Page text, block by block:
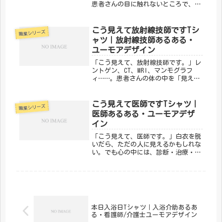
患者さんの目に触れないところで、診
を、メディカルきのこセンターの「こ
う見えて検査技師です。」デザインで
ユ...
職業シリーズ
こう見えて放射線技師ですTシ
ャツ｜放射線技師あるある・
ユーモアデザイン
「こう見えて、放射線技師です。」レ
ントゲン、CT、MRI、マンモグラフ
ィ……。患者さんの体の中を「見える
をユーモラスに表現したのが、メディ
カルきのこセンターの「こう見えて
放...
職業シリーズ
こう見えて医師ですTシャツ｜
医師あるある・ユーモアデザ
イン
「こう見えて、医師です。」白衣を脱
いだら、ただの人に見えるかもしれな
い。でも心の中には、診断・治療・判
本日入浴日Tシャツ｜入浴介助あるあ
る・看護師/介護士ユーモアデザイン